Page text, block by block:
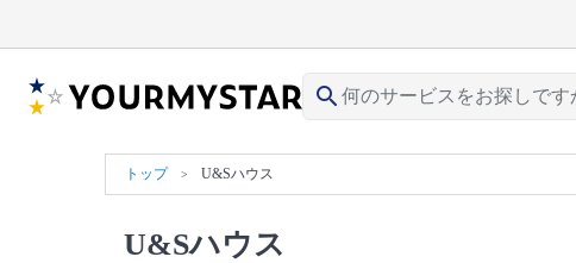
search
トップ U&Sハウス
U&Sハウス